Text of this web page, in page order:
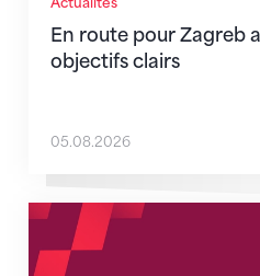
En route pour Zagreb
objectifs clairs
05.08.2026
Nouveaux horaires du